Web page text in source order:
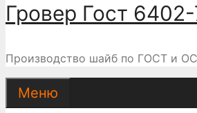
Гровер Гост
Производство шайб по ГОСТ и
Меню